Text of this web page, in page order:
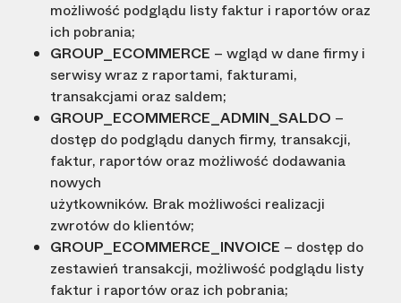
możliwość podglądu listy faktur i raportów oraz
ich pobrania;
GROUP_ECOMMERCE – wgląd w dane firmy i
serwisy wraz z raportami, fakturami,
transakcjami oraz saldem;
GROUP_ECOMMERCE_ADMIN_SALDO –
dostęp do podglądu danych firmy, transakcji,
faktur, raportów oraz możliwość dodawania
nowych
użytkowników. Brak możliwości realizacji
zwrotów do klientów;
GROUP_ECOMMERCE_INVOICE – dostęp do
zestawień transakcji, możliwość podglądu listy
faktur i raportów oraz ich pobrania;